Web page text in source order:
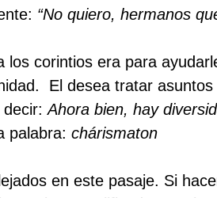
“No quiero, hermanos
los corintios era para
El desea tratar asuntos
decir:Ahora bien, hay
palabra: chárismaton
en este pasaje. Si